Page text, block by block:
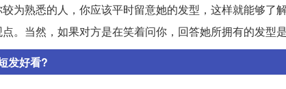
为熟悉的人，你应该平时留意她的发型，这样就能够了
。当然，如果对方是在笑着问你，回答她所拥有的发型是
发好看?